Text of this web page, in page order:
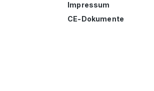
Impressum
CE-Dokumente